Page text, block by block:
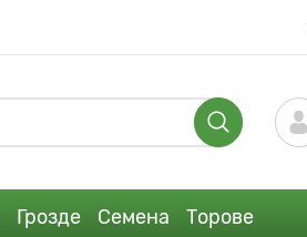
Грозде Семена Торове